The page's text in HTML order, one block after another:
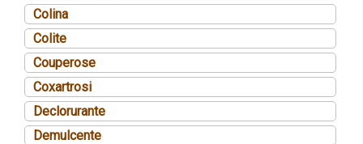
Colina
Colite
Couperose
Coxartrosi
Declorurante
Demulcente